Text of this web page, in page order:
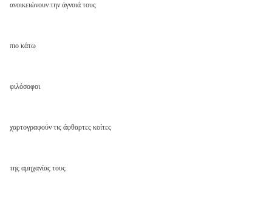
ανοικειώνουν την άγνοιά τους
πιο κάτω
φιλόσοφοι
χαρτογραφούν τις άφθαρτες κοίτες
της αμηχανίας τους